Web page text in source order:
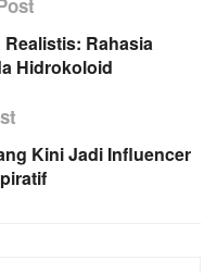
Rahasia
Hidrokoloid
Kini Jadi Influencer